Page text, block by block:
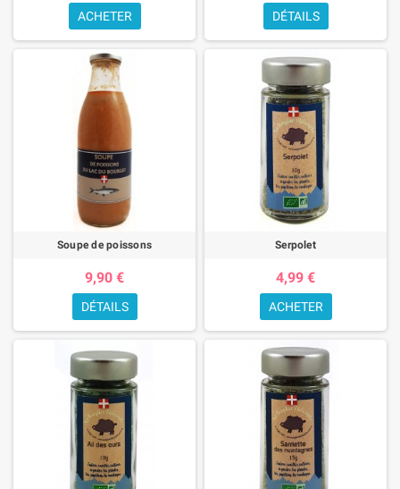
ACHETER DÉTAILS
Soupe de poissons
9,90 €
DÉTAILS
Serpolet
4,99 €
ACHETER